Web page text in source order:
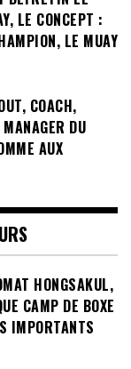
LE CONCEPT :
LE MUAY
COACH,
DU
AUX
HONGSAKUL,
CAMP DE BOXE
IMPORTANTS